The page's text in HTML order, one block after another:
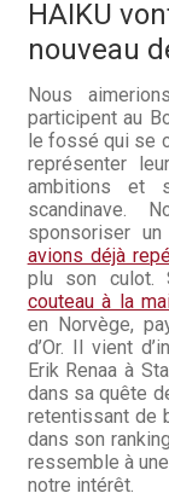
HAIKU
nouveau
Nous
participent au
le fossé qui se
représenter
ambitions et
scandinave.
sponsoriser
avions déjà
plu son culot.
couteau à la
en Norvège,
d’Or. Il vient
Erik Renaa à
dans sa quête
retentissant de
dans son
ressemble à
notre intérêt.